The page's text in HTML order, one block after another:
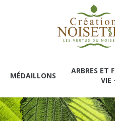
MÉDAILLONS
ARBRES ET
VIE